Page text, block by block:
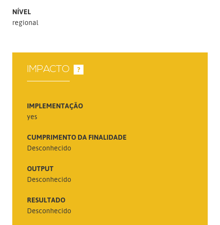
NÍVEL
regional
IMPACTO ?
IMPLEMENTAÇÃO
yes
CUMPRIMENTO DA FINALIDADE
Desconhecido
OUTPUT
Desconhecido
RESULTADO
Desconhecido